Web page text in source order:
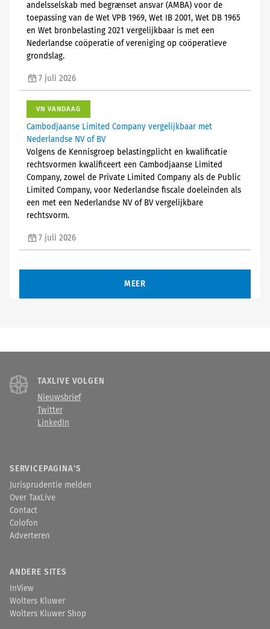
andelsselskab med begrænset ansvar (AMBA) voor de
toepassing van de Wet VPB 1969, Wet IB 2001, Wet DB 1965
en Wet bronbelasting 2021 vergelijkbaar is met een
Nederlandse coöperatie of vereniging op coöperatieve
grondslag.
7 juli 2026
VN VANDAAG
Cambodjaanse Limited Company vergelijkbaar met
Nederlandse NV of BV
Volgens de Kennisgroep belastingplicht en kwalificatie
rechtsvormen kwalificeert een Cambodjaanse Limited
Company, zowel de Private Limited Company als de Public
Limited Company, voor Nederlandse fiscale doeleinden als
een met een Nederlandse NV of BV vergelijkbare
rechtsvorm.
7 juli 2026
MEER
TAXLIVE VOLGEN
Nieuwsbrief
Twitter
LinkedIn
SERVICEPAGINA'S
Jurisprudentie melden
Over TaxLive
Contact
Colofon
Adverteren
ANDERE SITES
InView
Wolters Kluwer
Wolters Kluwer Shop